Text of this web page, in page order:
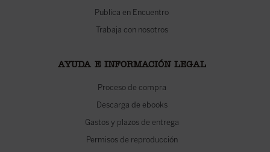
Publica en Encuentro
Trabaja con nosotros
AYUDA E INFORMACIÓN LEGAL
Proceso de compra
Descarga de ebooks
Gastos y plazos de entrega
Permisos de reproducción